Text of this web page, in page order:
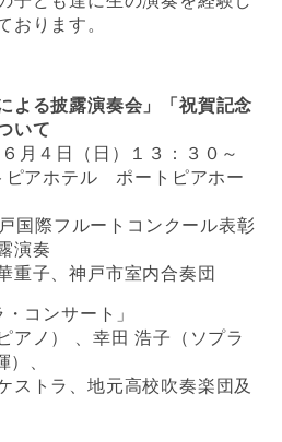
おります。
よる披露演奏会」「祝賀記念
いて
４日（日）１３：３０～
ホテル ポートピアホー
フルートコンクール表彰
演奏
重子、神戸市室内合奏団
コンサート」
ノ） 、幸田 浩子（ソプラ
、
ストラ、地元高校吹奏楽団及